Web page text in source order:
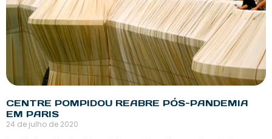
CENTRE POMPIDOU REABRE PÓS-PANDEMIA
EM PARIS
24 de julho de 2020